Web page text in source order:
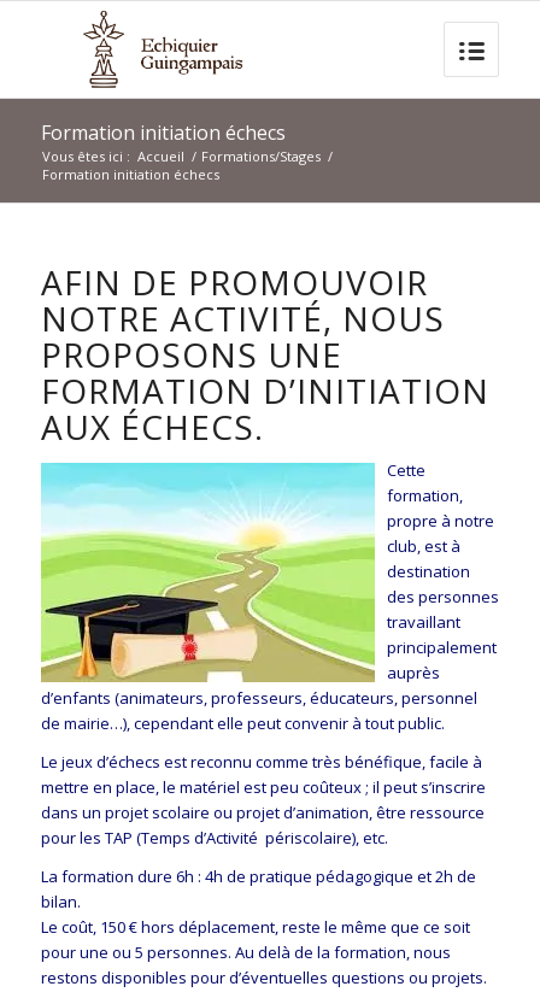
Formation initiation échecs
Vous êtes ici : Accueil / Formations/Stages /
Formation initiation échecs
AFIN DE PROMOUVOIR
NOTRE ACTIVITÉ, NOUS
PROPOSONS UNE
FORMATION D’INITIATION
AUX ÉCHECS.
Cette
formation,
propre à notre
club, est à
destination
des personnes
travaillant
principalement
auprès
d’enfants (animateurs, professeurs, éducateurs, personnel
de mairie…), cependant elle peut convenir à tout public.
Le jeux d’échecs est reconnu comme très bénéfique, facile à
mettre en place, le matériel est peu coûteux ; il peut s’inscrire
dans un projet scolaire ou projet d’animation, être ressource
pour les TAP (Temps d’Activité périscolaire), etc.
La formation dure 6h : 4h de pratique pédagogique et 2h de
bilan.
Le coût, 150 € hors déplacement, reste le même que ce soit
pour une ou 5 personnes. Au delà de la formation, nous
restons disponibles pour d’éventuelles questions ou projets.